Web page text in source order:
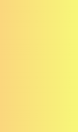
không nên bỏ phí
có thói
và đôi khi gây
vô tình lãng